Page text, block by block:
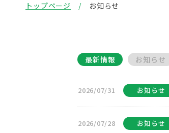
トップページ お知らせ
最新情報 お知らせ
2026/07/31 お知らせ
2026/07/28 お知らせ